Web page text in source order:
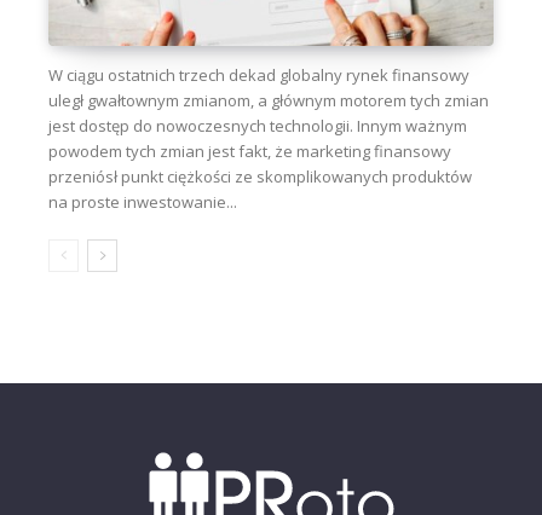
W ciągu ostatnich trzech dekad globalny rynek finansowy
uległ gwałtownym zmianom, a głównym motorem tych zmian
jest dostęp do nowoczesnych technologii. Innym ważnym
powodem tych zmian jest fakt, że marketing finansowy
przeniósł punkt ciężkości ze skomplikowanych produktów
na proste inwestowanie...